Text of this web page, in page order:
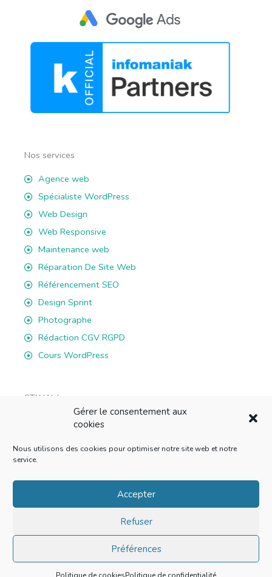
Gérer le consentement aux
cookies
Nous utilisons des cookies pour optimiser notre site web et notre
service.
Accepter
Refuser
Préférences
Nos services
Agence web
Spécialiste WordPress
Web Design
Web Responsive
Maintenance web
Réparation De Site Web
Référencement SEO
Design Sprint
Photographe
Rédaction CGV RGPD
Cours WordPress
STX Web
rue du Battoir 7B, 1036 Sullens
F
c
o
L
i
n
k
e
d
I
n
s
a
g
W
a
a
Copyright © 2026 STX Web